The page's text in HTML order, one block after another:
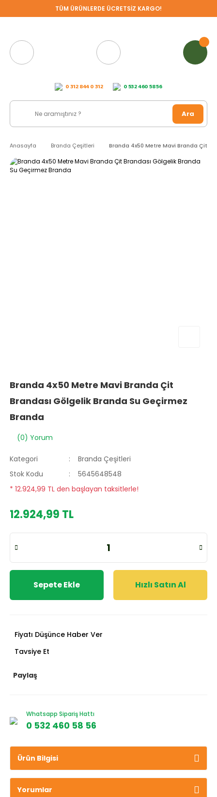
TÜM ÜRÜNLERDE ÜCRETSİZ KARGO!
0 312 844 0 312 0 532 460 58 56
Ara
Anasayfa Branda Çeşitleri Branda 4x50 Metre Mavi Branda Çit
Branda 4x50 Metre Mavi Branda Çit
Brandası Gölgelik Branda Su Geçirmez
Branda
(0) Yorum
Kategori
Branda Çeşitleri
Stok Kodu
5645648548
* 12.924,99 TL den başlayan taksitlerle!
12.924,99 TL
Sepete Ekle Hızlı Satın Al
Fiyatı Düşünce Haber Ver
Tavsiye Et
Paylaş
Whatsapp Sipariş Hattı
0 532 460 58 56
Ürün Bilgisi
Yorumlar